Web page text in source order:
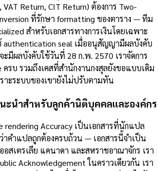
Return, CIT Return) ต้องการ Two-
ที่รักษา formatting ของตาราง — ทีม
สำหรับเอกสารทางการเงินโดยเฉพาะ
authentication seal เมื่ออนุสัญญามีผลบังคับ
ะมีผลบังคับใช้วันที่ 28 ก.พ. 2570 เราจัดการ
ครบ รวมถึงเคสที่สำนักงานกงสุลยังขอแบบเดิม
าะระบบของเขายังไม่ปรับตามทัน
ะนำสำหรับลูกค้านิติบุคคลและองค์กร
rendering Accuracy เป็นเอกสารที่นักแปล
คำแปลถูกต้องครบถ้วน — เอกสารนี้จำเป็น
สเตรเลีย แคนาดา และสหราชอาณาจักร เรา
Acknowledgement ในคราวเดียวกัน เรา